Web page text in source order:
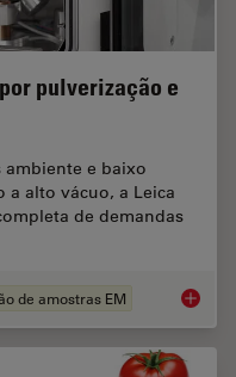
pulverização e
ambiente e baixo
a alto vácuo, a Leica
de demandas
de amostras EM